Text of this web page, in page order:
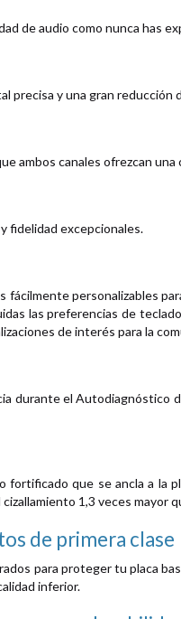
de audio como nunca has
precisa y una gran
ambos canales ofrezcan
fidelidad excepcionales.
personalizables
las preferencias de
de interés para la
durante el Autodiagnóstico
que se ancla a la
1,3 veces mayor
de primera clase
para proteger tu placa
inferior.